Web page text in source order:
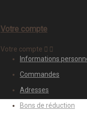
Votre compte
Votre compte  
Informations
Commandes
Adresses
Bons de réduction